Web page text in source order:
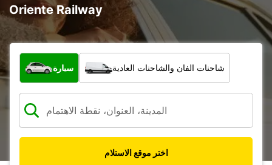
Oriente Railway
ما نوع المركبة؟
سيارة شاحنات الفان والشاحنات العادية
اختر موقع الاستلام